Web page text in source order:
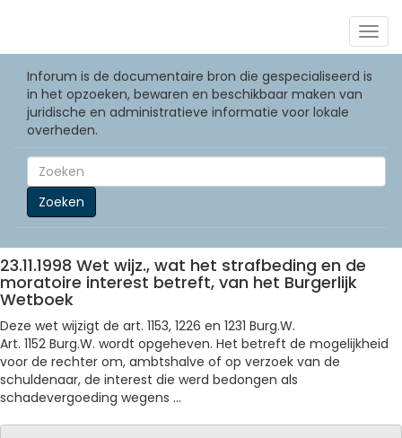
Inforum is de documentaire bron die gespecialiseerd is
in het opzoeken, bewaren en beschikbaar maken van
juridische en administratieve informatie voor lokale
overheden.
Zoeken
23.11.1998 Wet wijz., wat het strafbeding en de
moratoire interest betreft, van het Burgerlijk
Wetboek
Deze wet wijzigt de art. 1153, 1226 en 1231 Burg.W.
Art. 1152 Burg.W. wordt opgeheven. Het betreft de mogelijkheid
voor de rechter om, ambtshalve of op verzoek van de
schuldenaar, de interest die werd bedongen als
schadevergoeding wegens ...